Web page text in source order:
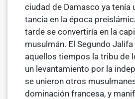
ciudad de Damasco ya
tancia en la época
tarde se convertiría en la
musulmán. El Segundo
aquellos tiempos la tribu de
un levantamiento por la
se unieron otros
dominación francesa, y